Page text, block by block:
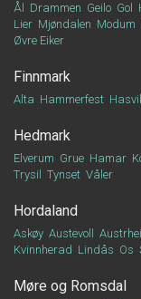
Ål Drammen Geilo Gol
Lier Mjøndalen Modum
Øvre Eiker
Finnmark
Alta Hammerfest
Hedmark
Elverum Grue Hamar
Trysil
Tynset Våler
Hordaland
Askøy Austevoll
Kvinnherad Lindås Os
Møre og Romsdal